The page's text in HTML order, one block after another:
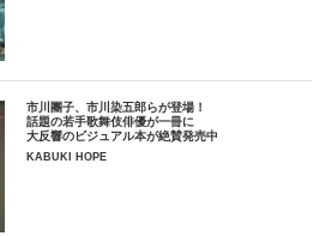
市川團子、市川染五郎らが登場！
話題の若手歌舞伎俳優が一冊に
大反響のビジュアル本が絶賛発売中
KABUKI HOPE